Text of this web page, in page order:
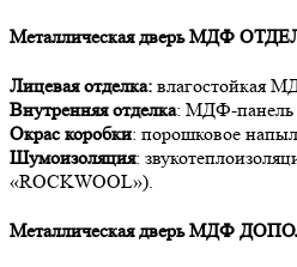
Металлическая дверь МДФ
Лицевая отделка: влагостойкая
Внутренняя отделка: МДФ-панель
Окрас коробки: порошковое
Шумоизоляция:
«ROCKWOOL»).
Металлическая дверь МДФ